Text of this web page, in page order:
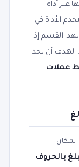
عبر أداة
الأداة في
القسم إذا
الهدف أن يجد
عملات
بالحروف